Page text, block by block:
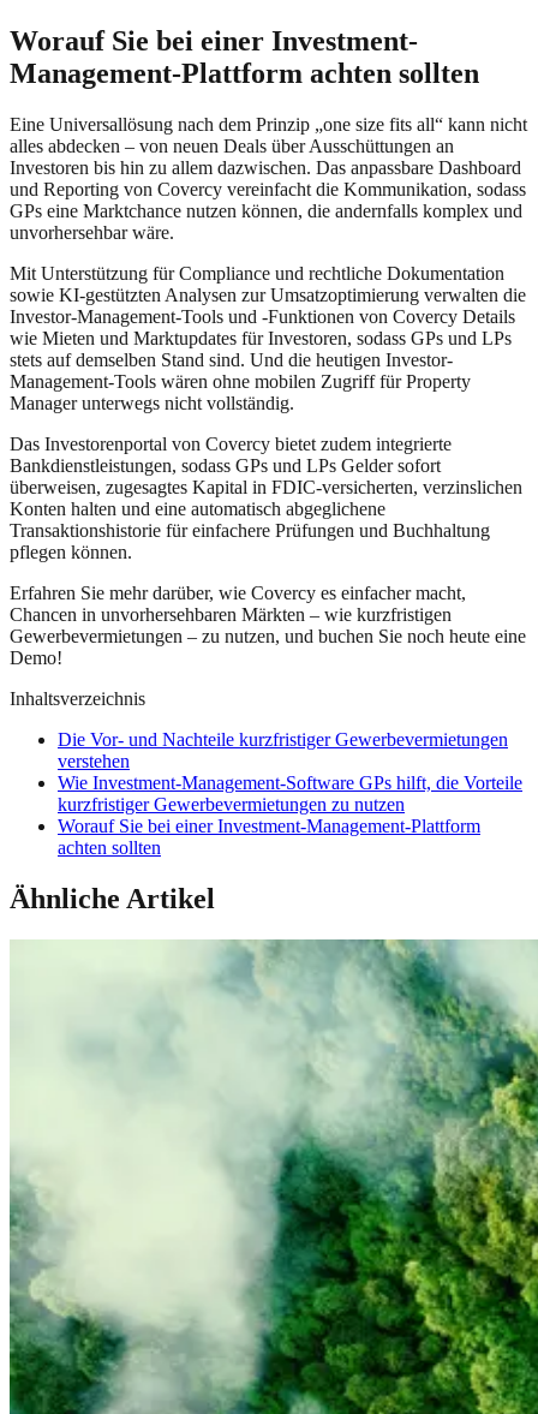
Worauf Sie bei einer Investment-
Management-Plattform achten sollten
Eine Universallösung nach dem Prinzip „one size fits all“ kann nicht
alles abdecken – von neuen Deals über Ausschüttungen an
Investoren bis hin zu allem dazwischen. Das anpassbare Dashboard
und Reporting von Covercy vereinfacht die Kommunikation, sodass
GPs eine Marktchance nutzen können, die andernfalls komplex und
unvorhersehbar wäre.
Mit Unterstützung für Compliance und rechtliche Dokumentation
sowie KI-gestützten Analysen zur Umsatzoptimierung verwalten die
Investor-Management-Tools und -Funktionen von Covercy Details
wie Mieten und Marktupdates für Investoren, sodass GPs und LPs
stets auf demselben Stand sind. Und die heutigen Investor-
Management-Tools wären ohne mobilen Zugriff für Property
Manager unterwegs nicht vollständig.
Das Investorenportal von Covercy bietet zudem integrierte
Bankdienstleistungen, sodass GPs und LPs Gelder sofort
überweisen, zugesagtes Kapital in FDIC-versicherten, verzinslichen
Konten halten und eine automatisch abgeglichene
Transaktionshistorie für einfachere Prüfungen und Buchhaltung
pflegen können.
Erfahren Sie mehr darüber, wie Covercy es einfacher macht,
Chancen in unvorhersehbaren Märkten – wie kurzfristigen
Gewerbevermietungen – zu nutzen, und buchen Sie noch heute eine
Demo!
Inhaltsverzeichnis
Die Vor- und Nachteile kurzfristiger Gewerbevermietungen
verstehen
Wie Investment-Management-Software GPs hilft, die Vorteile
kurzfristiger Gewerbevermietungen zu nutzen
Worauf Sie bei einer Investment-Management-Plattform
achten sollten
Ähnliche Artikel